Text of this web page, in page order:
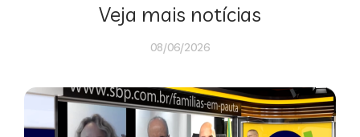
Veja mais notícias
08/06/2026